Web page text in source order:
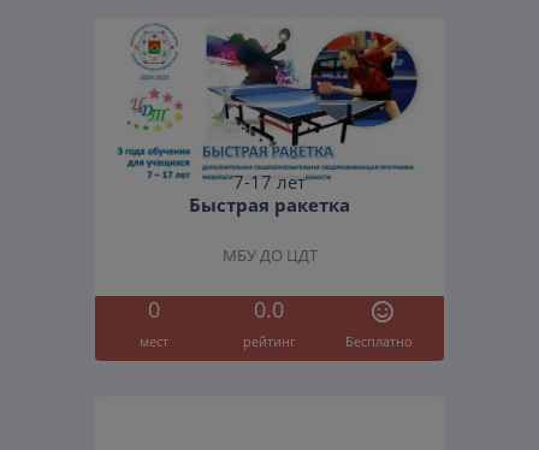
7-17 лет
Быстрая ракетка
МБУ ДО ЦДТ
0 0.0
мест рейтинг Бесплатно